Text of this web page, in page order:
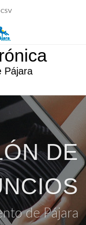
CSV
Pájara
DE
de Pájara